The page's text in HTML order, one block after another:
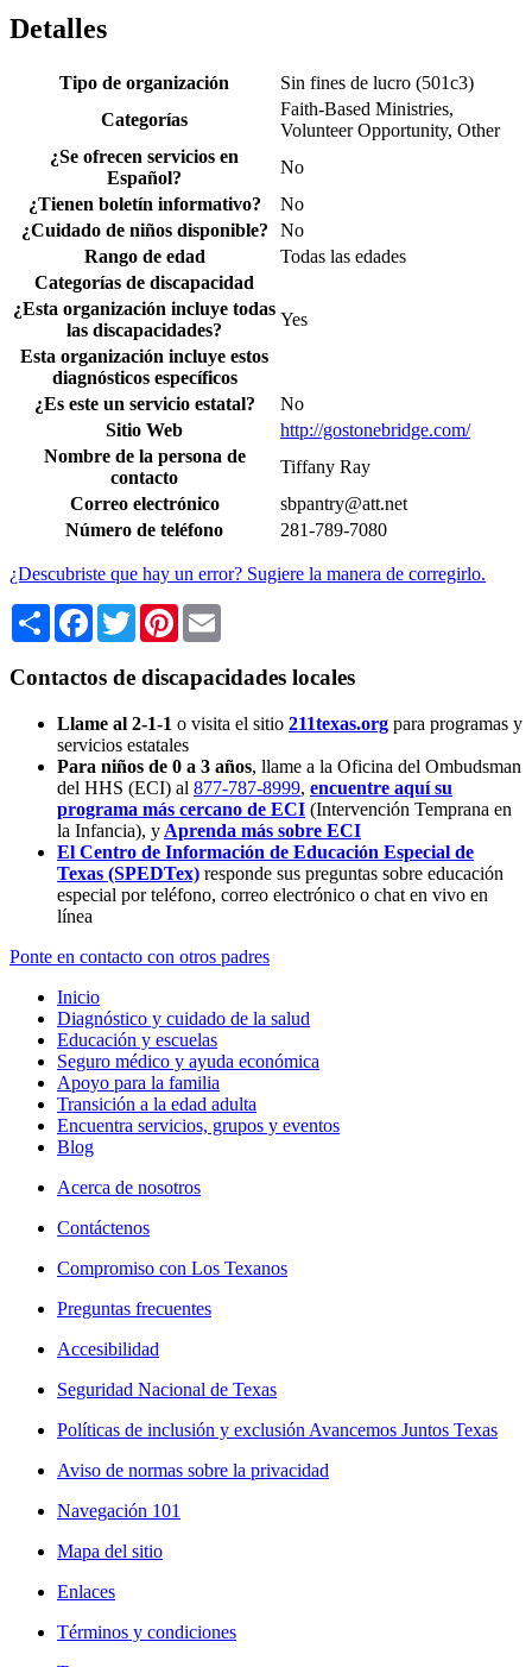
Detalles
Tipo de organización
Sin fines de lucro (501c3)
Categorías
Faith-Based Ministries,
Volunteer Opportunity, Other
¿Se ofrecen servicios en
Español?
No
¿Tienen boletín informativo?
No
¿Cuidado de niños disponible?
No
Rango de edad
Todas las edades
Categorías de discapacidad
¿Esta organización incluye todas
las discapacidades?
Yes
Esta organización incluye estos
diagnósticos específicos
¿Es este un servicio estatal?
No
Sitio Web
http://gostonebridge.com/
Nombre de la persona de
contacto
Tiffany Ray
Correo electrónico
sbpantry@att.net
Número de teléfono
281-789-7080
¿Descubriste que hay un error? Sugiere la manera de corregirlo.
Share Facebook
TwitterPinterest
Contactos de discapacidades locales
Llame al 2-1-1 o visita el sitio 211texas.org para programas y
servicios estatales
Para niños de 0 a 3 años, llame a la Oficina del Ombudsman
del HHS (ECI) al 877-787-8999, encuentre aquí su
programa más cercano de ECI (Intervención Temprana en
la Infancia), y Aprenda más sobre ECI
El Centro de Información de Educación Especial de
Texas (SPEDTex) responde sus preguntas sobre educación
especial por teléfono, correo electrónico o chat en vivo en
línea
Ponte en contacto con otros padres
Inicio
Diagnóstico y cuidado de la salud
Educación y escuelas
Seguro médico y ayuda económica
Apoyo para la familia
Transición a la edad adulta
Encuentra servicios, grupos y eventos
Blog
Acerca de nosotros
Contáctenos
Compromiso con Los Texanos
Preguntas frecuentes
Accesibilidad
Seguridad Nacional de Texas
Políticas de inclusión y exclusión Avancemos Juntos Texas
Aviso de normas sobre la privacidad
Navegación 101
Mapa del sitio
Enlaces
Términos y condiciones